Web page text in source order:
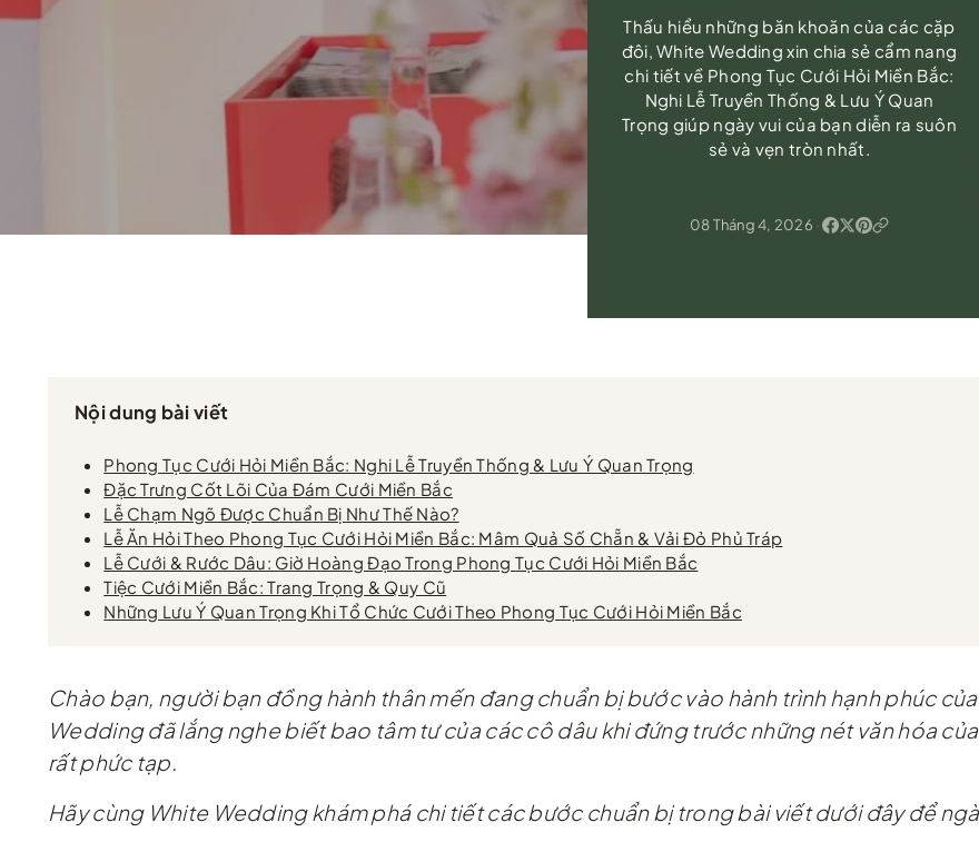
Thấu hiểu những băn khoăn của các cặp
đôi, White Wedding xin chia sẻ cẩm nang
chi tiết về Phong Tục Cưới Hỏi Miền Bắc:
Nghi Lễ Truyền Thống & Lưu Ý Quan
Trọng giúp ngày vui của bạn diễn ra suôn
sẻ và vẹn tròn nhất.
08 Tháng 4, 2026 ·
Nội dung bài viết
Phong Tục Cưới Hỏi Miền Bắc: Nghi Lễ Truyền Thống & Lưu Ý Quan Trọng
Đặc Trưng Cốt Lõi Của Đám Cưới Miền Bắc
Lễ Chạm Ngõ Được Chuẩn Bị Như Thế Nào?
Lễ Ăn Hỏi Theo Phong Tục Cưới Hỏi Miền Bắc: Mâm Quả Số Chẵn & Vải Đỏ Phủ Tráp
Lễ Cưới & Rước Dâu: Giờ Hoàng Đạo Trong Phong Tục Cưới Hỏi Miền Bắc
Tiệc Cưới Miền Bắc: Trang Trọng & Quy Cũ
Những Lưu Ý Quan Trọng Khi Tổ Chức Cưới Theo Phong Tục Cưới Hỏi Miền Bắc
Chào bạn, người bạn đồng hành thân mến đang chuẩn bị bước vào hành trình hạnh phúc
Wedding đã lắng nghe biết bao tâm tư của các cô dâu khi đứng trước những nét văn hóa
rất phức tạp.
Hãy cùng White Wedding khám phá chi tiết các bước chuẩn bị trong bài viết dưới đây để